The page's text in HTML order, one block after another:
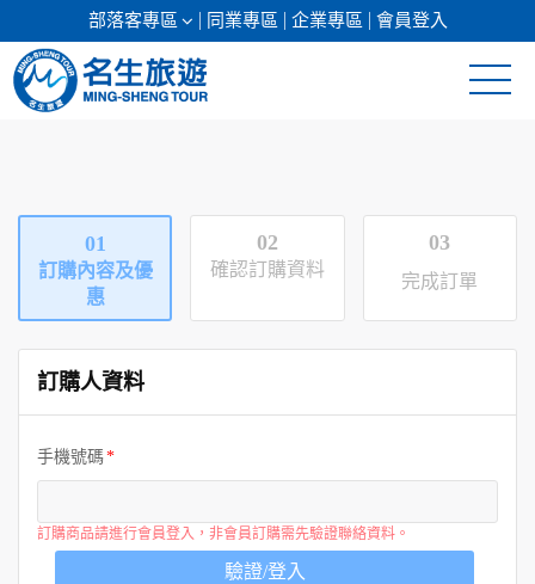
部落客專區 同業專區 企業專區 會員登入
日本專館
郵輪假期
海島假期
韓國
東南亞
01
訂購內容及優
惠
02
確認訂購資料
03
完成訂單
訂購人資料
手機號碼
訂購商品請進行會員登入，非會員訂購需先驗證聯絡資料。
驗證/登入